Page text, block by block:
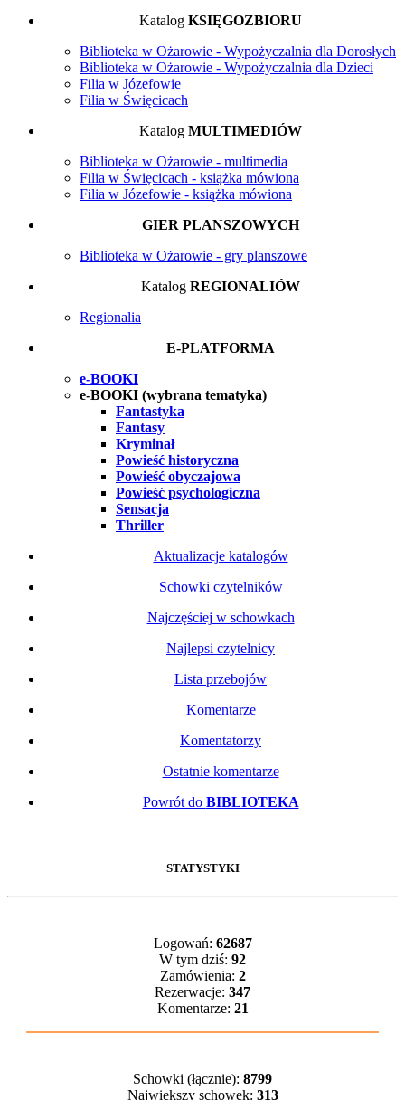
Katalog KSIĘGOZBIORU
Biblioteka w Ożarowie - Wypożyczalnia dla Dorosłych
Biblioteka w Ożarowie - Wypożyczalnia dla Dzieci
Filia w Józefowie
Filia w Święcicach
Katalog MULTIMEDIÓW
Biblioteka w Ożarowie - multimedia
Filia w Święcicach - książka mówiona
Filia w Józefowie - książka mówiona
GIER PLANSZOWYCH
Biblioteka w Ożarowie - gry planszowe
Katalog REGIONALIÓW
Regionalia
E-PLATFORMA
e-BOOKI
e-BOOKI (wybrana tematyka)
Fantastyka
Fantasy
Kryminał
Powieść historyczna
Powieść obyczajowa
Powieść psychologiczna
Sensacja
Thriller
Aktualizacje katalogów
Schowki czytelników
Najczęściej w schowkach
Najlepsi czytelnicy
Lista przebojów
Komentarze
Komentatorzy
Ostatnie komentarze
Powrót do BIBLIOTEKA
STATYSTYKI
Logowań: 62687
W tym dziś: 92
Zamówienia: 2
Rezerwacje: 347
Komentarze: 21
Schowki (łącznie): 8799
Największy schowek: 313